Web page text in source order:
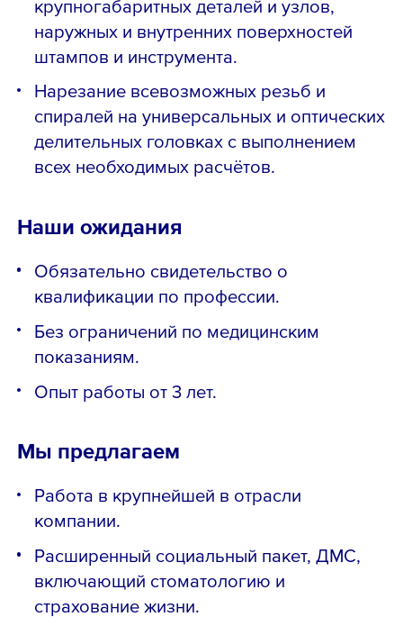
наружных и внутренних поверхностей
штампов и инструмента.
Нарезание всевозможных резьб и
спиралей на универсальных и оптических
делительных головках с выполнением
всех необходимых расчётов.
Наши ожидания
Обязательно свидетельство о
квалификации по профессии.
Без ограничений по медицинским
показаниям.
Опыт работы от 3 лет.
Мы предлагаем
Работа в крупнейшей в отрасли
компании.
Расширенный социальный пакет, ДМС,
включающий стоматологию и
страхование жизни.